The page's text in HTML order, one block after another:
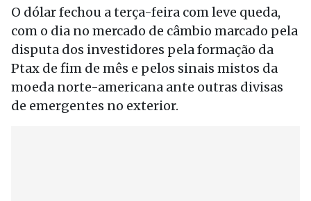
O dólar fechou a terça-feira com leve queda,
com o dia no mercado de câmbio marcado pela
disputa dos investidores pela formação da
Ptax de fim de mês e pelos sinais mistos da
moeda norte-americana ante outras divisas
de emergentes no exterior.